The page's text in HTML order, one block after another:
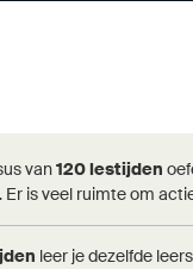
van120 lestijden
Er is veel ruimte om
leer je dezelfde